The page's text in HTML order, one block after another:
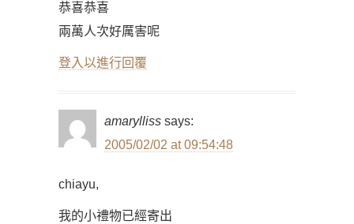
恭喜恭喜
兩萬人次好厲害呢
登入以進行回覆
amarylliss says:
2005/02/02 at 09:54:48
chiayu,
我的小禮物已經寄出